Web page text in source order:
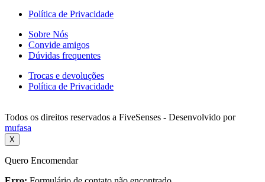
Política de Privacidade
Sobre Nós
Convide amigos
Dúvidas frequentes
Trocas e devoluções
Política de Privacidade
Todos os direitos reservados a FiveSenses - Desenvolvido por
mufasa
X
Quero Encomendar